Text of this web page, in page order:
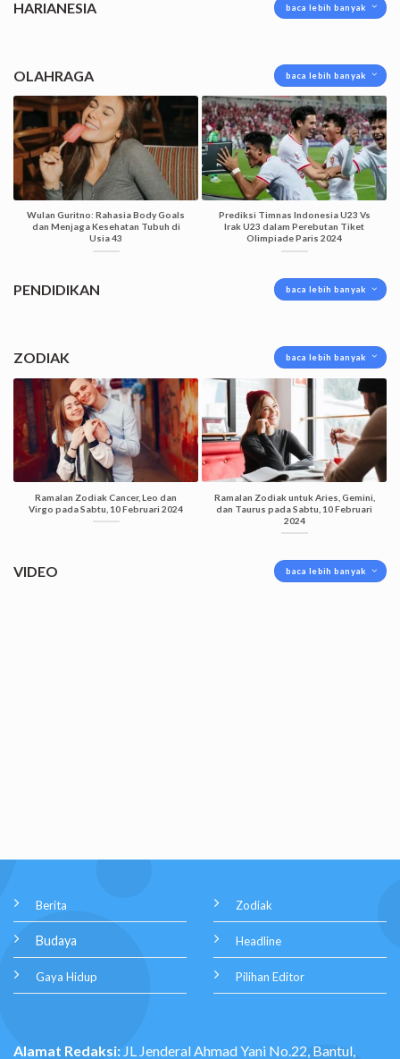
HARIANESIA baca lebih banyak
OLAHRAGA baca lebih banyak
Wulan Guritno: Rahasia Body Goals
dan Menjaga Kesehatan Tubuh di
Usia 43
Prediksi Timnas Indonesia U23 Vs
Irak U23 dalam Perebutan Tiket
Olimpiade Paris 2024
PENDIDIKAN baca lebih banyak
ZODIAK baca lebih banyak
Ramalan Zodiak Cancer, Leo dan
Virgo pada Sabtu, 10 Februari 2024
Ramalan Zodiak untuk Aries, Gemini,
dan Taurus pada Sabtu, 10 Februari
2024
VIDEO baca lebih banyak
Berita
Budaya
Gaya Hidup
Zodiak
Headline
Pilihan Editor
Alamat Redaksi: JL Jenderal Ahmad Yani No.22, Bantul,